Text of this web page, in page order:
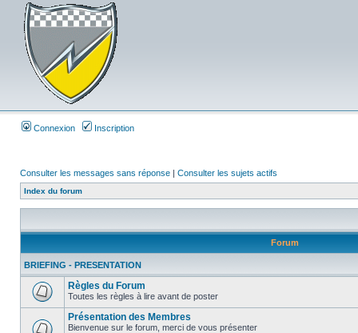
Connexion Inscription
Consulter les messages sans réponse | Consulter les sujets actifs
Index du forum
Forum
BRIEFING - PRESENTATION
Règles du Forum
Toutes les règles à lire avant de poster
Présentation des Membres
Bienvenue sur le forum, merci de vous présenter